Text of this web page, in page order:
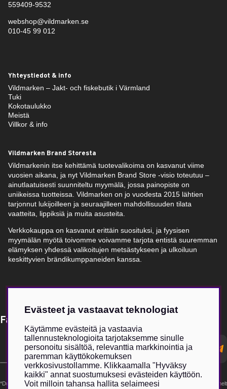
559409-9532
webshop@vildmarken.se
010-45 99 012
Yhteystiedot & info
Vildmarken – Jakt- och fiskebutik i Värmland
Tuki
Kokotaulukko
Meistä
Villkor & info
Vildmarken Brand Storesta
Vildmarkenin itse kehittämä tuotevalikoima on kasvanut viime
vuosien aikana, ja nyt Vildmarken Brand Store -visio toteutuu –
ainutlaatuisesti suunniteltu myymälä, jossa painopiste on
uniikeissa tuotteissa. Vildmarken on jo vuodesta 2015 lähtien
tarjonnut lukijoilleen ja seuraajilleen mahdollisuuden tilata
vaatteita, lippiksiä ja muita asusteita.
Verkkokauppa on kasvanut erittäin suosituksi, ja fyysisen
myymälän myötä toivomme voivamme tarjota entistä suuremman
elämyksen yhdessä valikoitujen metsästykseen ja ulkoiluun
keskittyvien brändikumppaneiden kanssa.
Få Magasin Vildmarken direkt till din e-post!*
postadress
*Du kan även få erbjudanden och nyheter från samarbetspartners. Din prenumeration är helt
Evästeet ja vastaavat teknologiat
Käytämme evästeitä ja vastaavia
tallennusteknologioita tarjotaksemme sinulle
personoitu sisältöä, relevanttia markkinointia ja
paremman käyttökokemuksen
verkkosivustollamme. Klikkaamalla "Hyväksy
kaikki" annat suostumuksesi evästeiden käyttöön.
Voit milloin tahansa hallita selaimeesi